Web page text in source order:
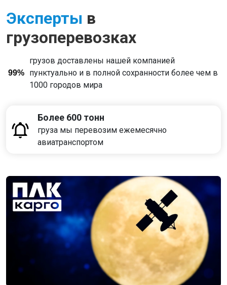
Эксперты в
грузоперевозках
99%
грузов доставлены нашей компанией
пунктуально и в полной сохранности более чем в
1000 городов мира
Более 600 тонн
груза мы перевозим ежемесячно
авиатранспортом